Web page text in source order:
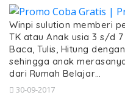
Winpi sulution memberi
TK atau Anak usia 3 s/d
Baca, Tulis, Hitung
sehingga anak
dari Rumah Belajar…
30-09-2017